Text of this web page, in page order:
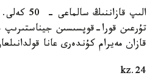
تۇرعىن قورا-قوپسىسىن جيناستىرىپ
قازان مەيرام كۇندەرى عانا
24.kz